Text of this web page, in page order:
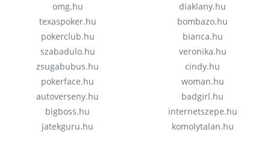
omg.hu
texaspoker.hu
pokerclub.hu
szabadulo.hu
zsugabubus.hu
pokerface.hu
autoverseny.hu
bigboss.hu
jatekguru.hu
diaklany.hu
bombazo.hu
bianca.hu
veronika.hu
cindy.hu
woman.hu
badgirl.hu
internetszepe.hu
komolytalan.hu